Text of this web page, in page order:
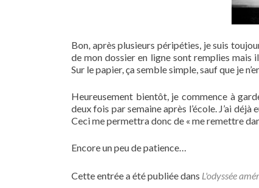
Bon, après plusieurs péripéties, je suis
de mon dossier en ligne sont remplies
Sur le papier, ça semble simple, sauf que je
Heureusement bientôt, je commence à
deux fois par semaine après l’école. J’ai
Ceci me permettra donc de « me remettre
Encore un peu de patience…
Cette entrée a été publiée dans L'odyssée